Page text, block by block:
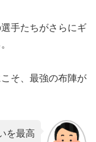
手たちがさらにギ
そ、最強の布陣が
を最高